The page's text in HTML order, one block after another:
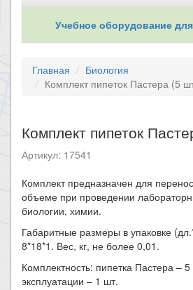
Учебное оборудование
Главная
Биология
Комплект пипеток Пастера (5
Комплект пипеток
Артикул: 17541
​Комплект предназначен для
объеме при проведении
биологии, химии.
Габаритные размеры в упаковке
8*18*1. Вес, кг, не более 0,01.
Комплектность: пипетка Пастера –
эксплуатации – 1 шт.